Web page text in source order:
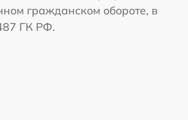
гражданском обороте, в
ГК РФ.